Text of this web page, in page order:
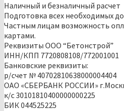
Наличный и безналичный расчет
Подготовка всех необходимых
Частным лицам возможность
картами.
Реквизиты ООО “Бетонстрой”
ИНН/КПП 7720808108/772001001
Банковские реквизиты:
р/счет № 40702810638000004404
ОАО «СБЕРБАНК РОССИИ»
к/с 30101810400000000225
БИК 044525225